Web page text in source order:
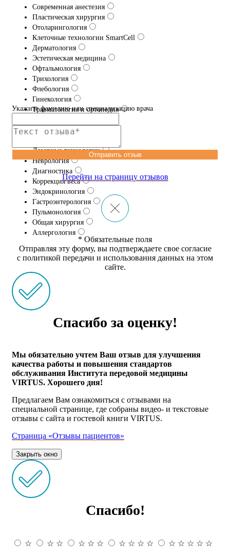
Современная анестезия
Пластическая хирургия
Отоларингология
Клеточные технологии SmartCell
Дерматология
Эстетическая медицина
Офтальмология
Трихология
Флебология
Гинекология
Травматология и ортопедия
Урология
Лазерные технологии
Неврология
Диагностика
Коррекция веса
Эндокринология
Гастроэнтерология
Пульмонология
Общая хирургия
Аллергология
Укажите фамилию или специализацию врача
Отправить отзыв
Перейти на страницу отзывов
* Обязательные поля
Отправляя эту форму, вы подтверждаете свое согласие
с политикой передачи и использования данных на этом
сайте.
Спасибо за оценку!
Мы обязательно учтем Ваш отзыв для улучшения
качества работы и повышения стандартов
обслуживания Института передовой медицины
VIRTUS. Хорошего дня!
Предлагаем Вам ознакомиться с отзывами на
специальной странице, где собраны видео- и текстовые
отзывы с сайта и гостевой книги VIRTUS.
Страница «Отзывы пациентов»
Закрыть окно
Спасибо!
☆ ☆ ☆ ☆ ☆ ☆ ☆ ☆ ☆ ☆ ☆ ☆ ☆ ☆ ☆